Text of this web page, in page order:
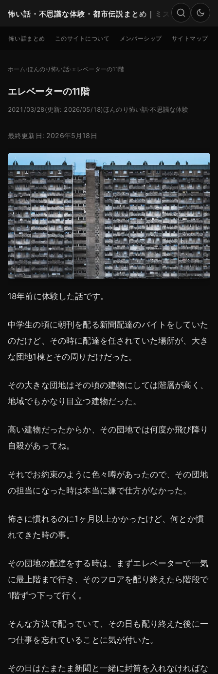
怖い話・不思議な体験・都市伝説まとめ｜ミステリー
検索
怖い話まとめ このサイトについて メンバーシップ サイトマップ
ホーム ほんのり怖い話 エレベーターの11階
エレベーターの11階
2021/03/28(更新: 2026/05/18)ほんのり怖い話·不思議な体験
最終更新日: 2026年5月18日
18年前に体験した話です。
中学生の頃に朝刊を配る新聞配達のバイトをしていた
のだけど、その時に配達を任されていた場所が、大き
な団地1棟とその周りだけだった。
その大きな団地はその頃の建物にしては階層が高く、
地域でもかなり目立つ建物だった。
高い建物だったからか、その団地では何度か飛び降り
自殺があってね。
それでお約束のように色々噂があったので、その団地
の担当になった時は本当に嫌で仕方がなかった。
怖さに慣れるのに1ヶ月以上かかったけど、何とか慣
れてきた時の事。
その団地の配達をする時は、まずエレベーターで一気
に最上階まで行き、そのフロアを配り終えたら階段で
1階ずつ下って行く。
そんな方法で配っていて、その日も配り終えた後に一
つ仕事を忘れていることに気が付いた。
その日はたまたま新聞と一緒に封筒を入れなければな